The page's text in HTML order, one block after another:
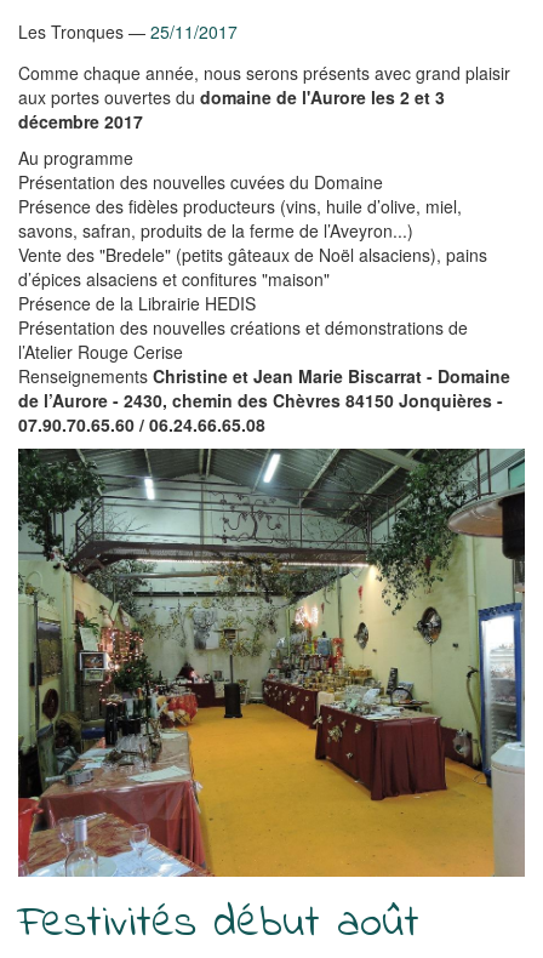
Les Tronques
25/11/2017
Comme chaque année, nous serons présents avec grand plaisir
aux portes ouvertes du domaine de l'Aurore les 2 et 3
décembre 2017
Au programme
Présentation des nouvelles cuvées du Domaine
Présence des fidèles producteurs (vins, huile d’olive, miel,
savons, safran, produits de la ferme de l’Aveyron...)
Vente des "Bredele" (petits gâteaux de Noël alsaciens), pains
d’épices alsaciens et confitures "maison"
Présence de la Librairie HEDIS
Présentation des nouvelles créations et démonstrations de
l’Atelier Rouge Cerise
Renseignements Christine et Jean Marie Biscarrat - Domaine
de l’Aurore - 2430, chemin des Chèvres 84150 Jonquières -
07.90.70.65.60 / 06.24.66.65.08
Festivités début août